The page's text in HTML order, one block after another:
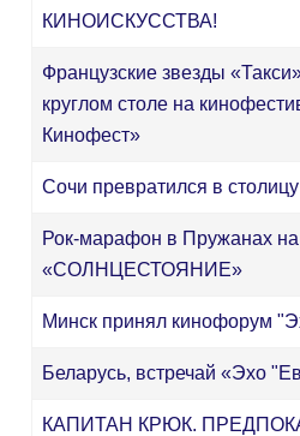
КИНОИСКУССТВА!
Французские звезды
круглом столе на
Кинофест»
Сочи превратился в
Рок-марафон в Пружанах
«СОЛНЦЕСТОЯНИЕ»
Минск принял кинофорум
Беларусь, встречай «Эхо
КАПИТАН КРЮК.